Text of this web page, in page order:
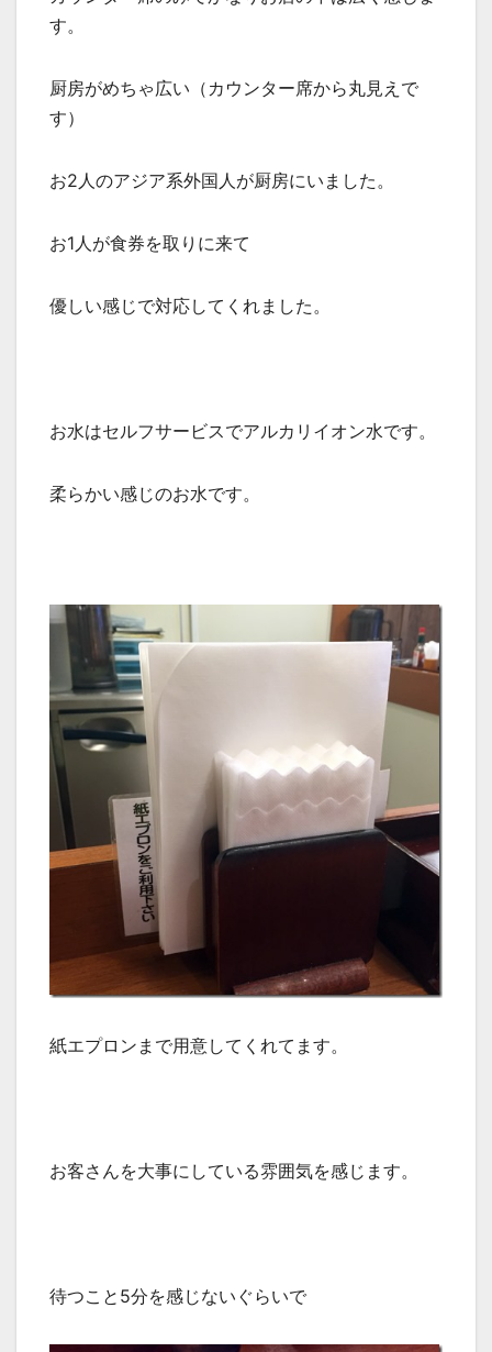
す。
厨房がめちゃ広い（カウンター席から丸見えで
す）
お2人のアジア系外国人が厨房にいました。
お1人が食券を取りに来て
優しい感じで対応してくれました。
お水はセルフサービスでアルカリイオン水です。
柔らかい感じのお水です。
紙エプロンまで用意してくれてます。
お客さんを大事にしている雰囲気を感じます。
待つこと5分を感じないぐらいで